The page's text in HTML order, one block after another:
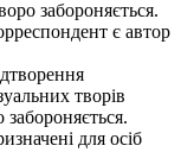
забороняється.
є автор
творів
для осіб